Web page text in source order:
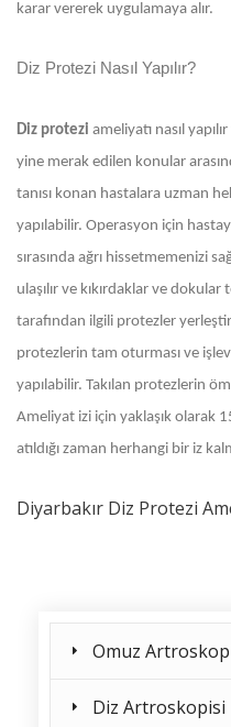
karar vererek uygulamaya alır.
Diz Protezi Nasıl Yapılır?
Diz protezi ameliyatı nasıl
yine merak edilen konular
tanısı konan hastalara uzman
yapılabilir. Operasyon için
sırasında ağrı hissetmemenizi
ulaşılır ve kıkırdaklar ve
tarafından ilgili protezler
protezlerin tam oturması ve
yapılabilir. Takılan protezlerin
Ameliyat izi için yaklaşık olarak
atıldığı zaman herhangi bir iz
Diyarbakır Diz Protezi
Omuz
Diz Artroskopisi